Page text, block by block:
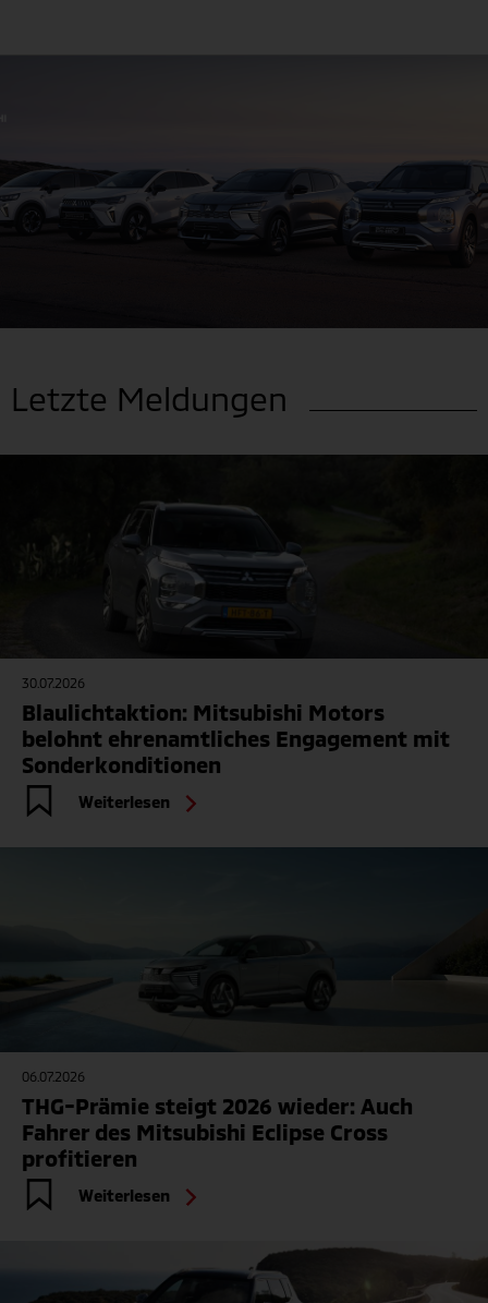
Letzte Meldungen
30.07.2026
Blaulichtaktion: Mitsubishi Motors
belohnt ehrenamtliches Engagement mit
Sonderkonditionen
Weiterlesen
06.07.2026
THG-Prämie steigt 2026 wieder: Auch
Fahrer des Mitsubishi Eclipse Cross
profitieren
Weiterlesen